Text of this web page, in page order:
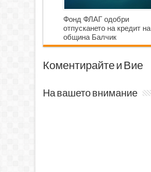
Фонд ФЛАГ одобри
отпускането на кредит на
община Балчик
Коментирайте и Вие
На вашето внимание